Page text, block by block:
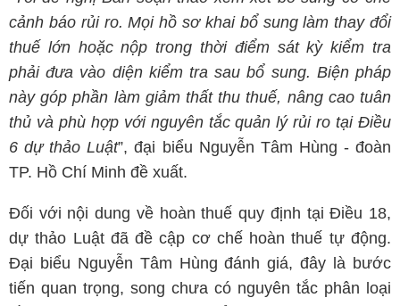
cảnh báo rủi ro. Mọi hồ sơ khai bổ sung làm thay đổi
thuế lớn hoặc nộp trong thời điểm sát kỳ kiểm tra
phải đưa vào diện kiểm tra sau bổ sung. Biện pháp
này góp phần làm giảm thất thu thuế, nâng cao tuân
thủ và phù hợp với nguyên tắc quản lý rủi ro tại Điều
6 dự thảo Luật”, đại biểu Nguyễn Tâm Hùng - đoàn
TP. Hồ Chí Minh đề xuất.
Đối với nội dung về hoàn thuế quy định tại Điều 18,
dự thảo Luật đã đề cập cơ chế hoàn thuế tự động.
Đại biểu Nguyễn Tâm Hùng đánh giá, đây là bước
tiến quan trọng, song chưa có nguyên tắc phân loại